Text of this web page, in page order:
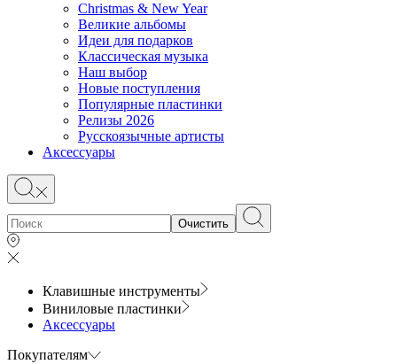
Christmas & New Year
Великие альбомы
Идеи для подарков
Классическая музыка
Наш выбор
Новые поступления
Популярные пластинки
Релизы 2026
Русскоязычные артисты
Аксессуары
Очистить
Клавишные инструменты
Виниловые пластинки
Аксессуары
Покупателям